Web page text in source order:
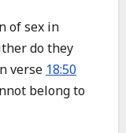
of sex in
do they
verse 18:50
belong to